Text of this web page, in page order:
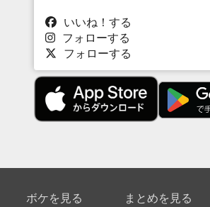
いいね！する
フォローする
フォローする
ボケを見る まとめを見る